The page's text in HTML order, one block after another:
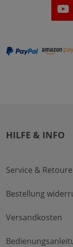
HILFE & INFO
Service &
Bestellung
Versandkosten